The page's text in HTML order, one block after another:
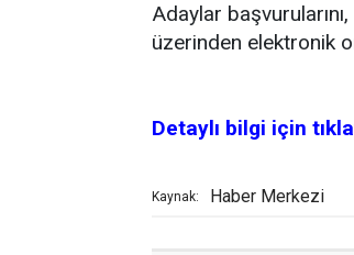
Adaylar
üzerinden elektronik
Detaylı bilgi için
Kaynak: Haber Merkezi